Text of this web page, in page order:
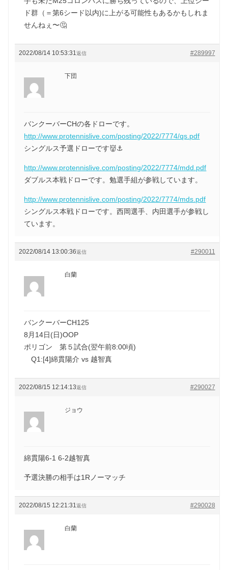
ド群（＝第6シード以内)に上がる可能性もあるかもしれま
せんねぇ〜🤔
2022/08/14 10:53:31 #289997
返信
下団
バンクーバーCHの各ドローです。
http://www.protennislive.com/posting/2022/7774/qs.pdf
シングルス予選ドローです👹⚓
http://www.protennislive.com/posting/2022/7774/mdd.pdf
ダブルス本戦ドローです。勉選手組が参戦しています。
http://www.protennislive.com/posting/2022/7774/mds.pdf
シングルス本戦ドローです。西岡選手、内田選手が参戦し
ています。
2022/08/14 13:00:36 #290011
返信
白蘭
バンクーバーCH125
8月14日(日)OOP
ポリゴン 第５試合(翌午前8:00頃)
Q1:[4]綿貫陽介 vs 越智真
2022/08/15 12:14:13 #290027
返信
ジョウ
綿貫陽6-1 6-2越智真
予選決勝の相手は1Rノーマッチ
2022/08/15 12:21:31 #290028
返信
白蘭